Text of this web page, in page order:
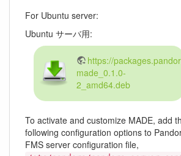
For Ubuntu server:
Ubuntu サーバ用:
https://
made_0.1.0-
2_amd64.deb
To activate and customize MADE, add
following configuration options to
FMS server configuration file,